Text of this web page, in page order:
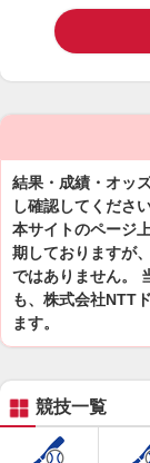
結果・成績・オッ
し確認してください
本サイトのページ
期しておりますが
ではありません。
も、株式会社NTT
ます。
競技一覧